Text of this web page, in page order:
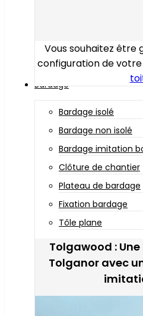
Vous souhaitez être
configuration de
Bardage
Bardage isolé
Bardage non isolé
Bardage imitation
Clôture de chantier
Plateau de bardage
Fixation bardage
Tôle plane
Tolgawood :
Tolganor avec